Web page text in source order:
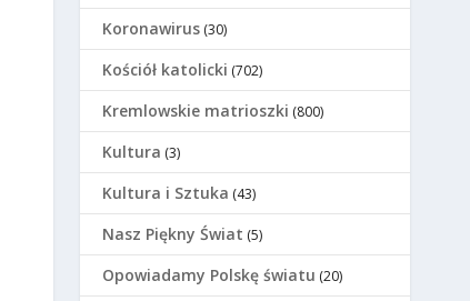
Koronawirus (30)
Kościół katolicki (702)
Kremlowskie matrioszki (800)
Kultura (3)
Kultura i Sztuka (43)
Nasz Piękny Świat (5)
Opowiadamy Polskę światu (20)